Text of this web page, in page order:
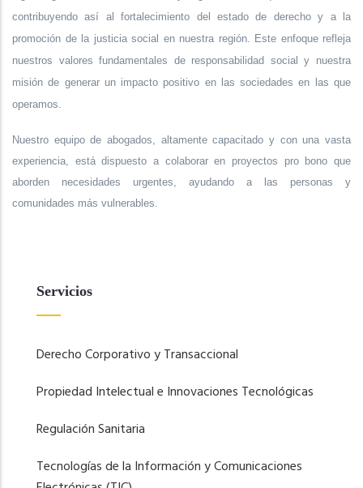
contribuyendo así al fortalecimiento del estado de derecho y a la
promoción de la justicia social en nuestra región. Este enfoque refleja
nuestros valores fundamentales de responsabilidad social y nuestra
misión de generar un impacto positivo en las sociedades en las que
operamos.
Nuestro equipo de abogados, altamente capacitado y con una vasta
experiencia, está dispuesto a colaborar en proyectos pro bono que
aborden necesidades urgentes, ayudando a las personas y
comunidades más vulnerables.
Servicios
Derecho Corporativo y Transaccional
Propiedad Intelectual e Innovaciones Tecnológicas
Regulación Sanitaria
Tecnologías de la Información y Comunicaciones